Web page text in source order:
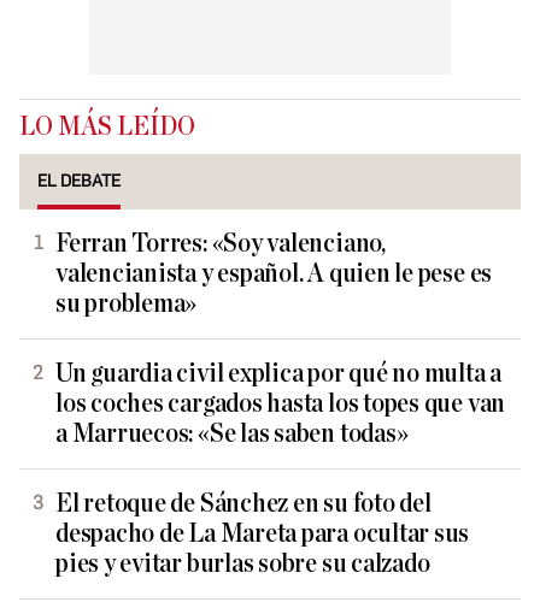
LO MÁS LEÍDO
EL DEBATE
Ferran Torres: «Soy valenciano,
valencianista y español. A quien le pese es
su problema»
Un guardia civil explica por qué no multa a
los coches cargados hasta los topes que van
a Marruecos: «Se las saben todas»
El retoque de Sánchez en su foto del
despacho de La Mareta para ocultar sus
pies y evitar burlas sobre su calzado